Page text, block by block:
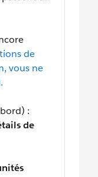
de
vous ne
:
de